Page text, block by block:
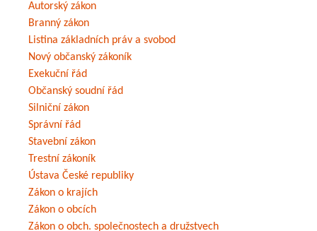
Autorský zákon
Branný zákon
Listina základních práv a svobod
Nový občanský zákoník
Exekuční řád
Občanský soudní řád
Silniční zákon
Správní řád
Stavební zákon
Trestní zákoník
Ústava České republiky
Zákon o krajích
Zákon o obcích
Zákon o obch. společnostech a družstvech